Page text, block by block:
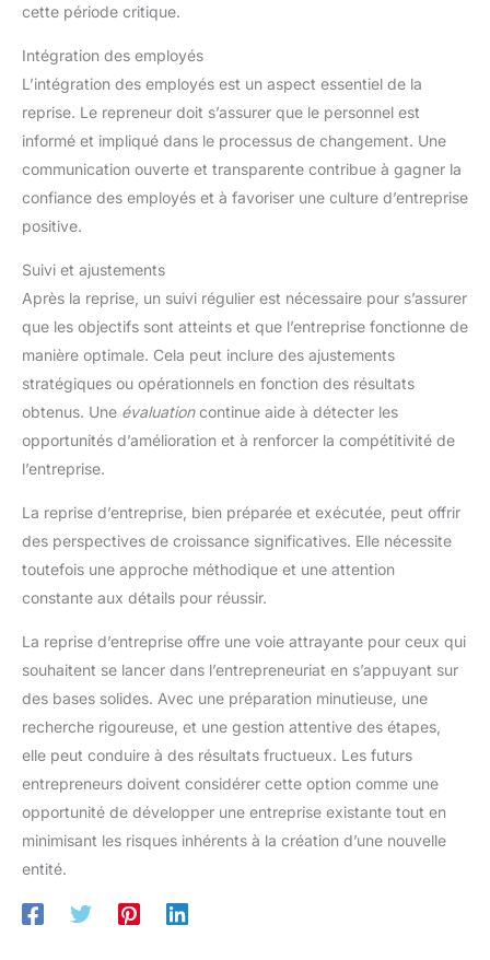
cette période critique.
Intégration des employés
L’intégration des employés est un aspect essentiel de la
reprise. Le repreneur doit s’assurer que le personnel est
informé et impliqué dans le processus de changement. Une
communication ouverte et transparente contribue à gagner la
confiance des employés et à favoriser une culture d’entreprise
positive.
Suivi et ajustements
Après la reprise, un suivi régulier est nécessaire pour s’assurer
que les objectifs sont atteints et que l’entreprise fonctionne de
manière optimale. Cela peut inclure des ajustements
stratégiques ou opérationnels en fonction des résultats
obtenus. Une évaluationcontinue aide à détecter les
opportunités d’amélioration et à renforcer la compétitivité de
l’entreprise.
La reprise d’entreprise, bien préparée et exécutée, peut offrir
des perspectives de croissance significatives. Elle nécessite
toutefois une approche méthodique et une attention
constante aux détails pour réussir.
La reprise d’entreprise offre une voie attrayante pour ceux qui
souhaitent se lancer dans l’entrepreneuriat en s’appuyant sur
des bases solides. Avec une préparation minutieuse, une
recherche rigoureuse, et une gestion attentive des étapes,
elle peut conduire à des résultats fructueux. Les futurs
entrepreneurs doivent considérer cette option comme une
opportunité de développer une entreprise existante tout en
minimisant les risques inhérents à la création d’une nouvelle
entité.